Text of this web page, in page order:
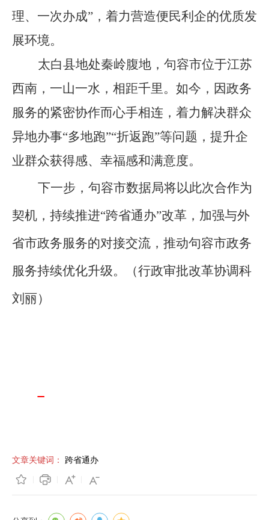
理、一次办成”，着力营造便民利企的优质发
展环境。
太白县地处秦岭腹地，句容市位于江苏
西南，一山一水，相距千里。如今，因政务
服务的紧密协作而心手相连，着力解决群众
异地办事“多地跑”“折返跑”等问题，提升企
业群众获得感、幸福感和满意度。
下一步，句容市数据局将以此次合作为
契机，持续推进“跨省通办”改革，加强与外
省市政务服务的对接交流，推动句容市政务
服务持续优化升级。（行政审批改革协调科
刘丽）
文章关键词： 跨省通办